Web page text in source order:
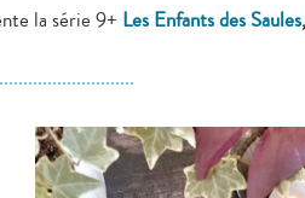
la série 9+ Les Enfants des Saules,